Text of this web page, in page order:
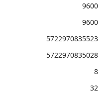
9600
9600
5722970835523
5722970835028
8
32